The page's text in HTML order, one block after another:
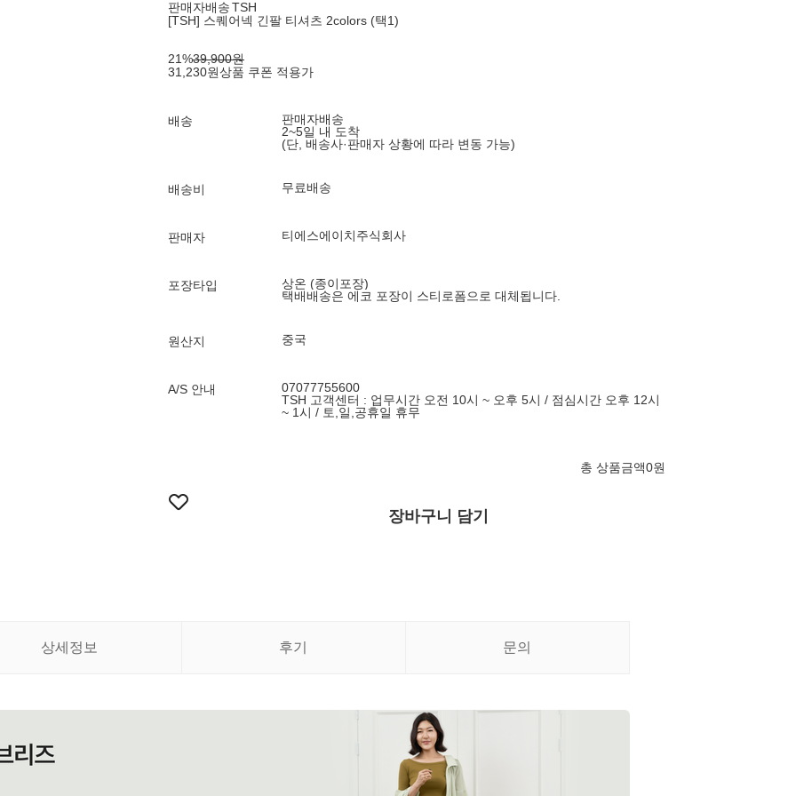
판매자배송TSH
[TSH] 스퀘어넥 긴팔 티셔츠 2colors (택1)
21%39,900원
31,230원상품 쿠폰 적용가
배송
판매자배송
2~5일 내 도착
(단, 배송사·판매자 상황에 따라 변동 가능)
배송비 무료배송
판매자 티에스에이치주식회사
포장타입
상온 (종이포장)
택배배송은 에코 포장이 스티로폼으로 대체됩니다.
원산지 중국
A/S 안내
07077755600
TSH 고객센터 : 업무시간 오전 10시 ~ 오후 5시 / 점심시간 오후 12시
~ 1시 / 토,일,공휴일 휴무
총 상품금액0원
장바구니 담기
상세정보 후기 문의